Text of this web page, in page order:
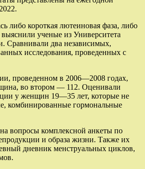
либо короткая лютеиновая фаза, либо
ученые из Университета
Сравнивали два независимых,
исследования, проведенных с
проведенном в 2006—2008 годах,
во втором — 112. Оценивали
у женщин 19—35 лет, которые не
комбинированные гормональные
вопросы комплексной анкеты по
и образа жизни. Также их
дневник менструальных циклов,